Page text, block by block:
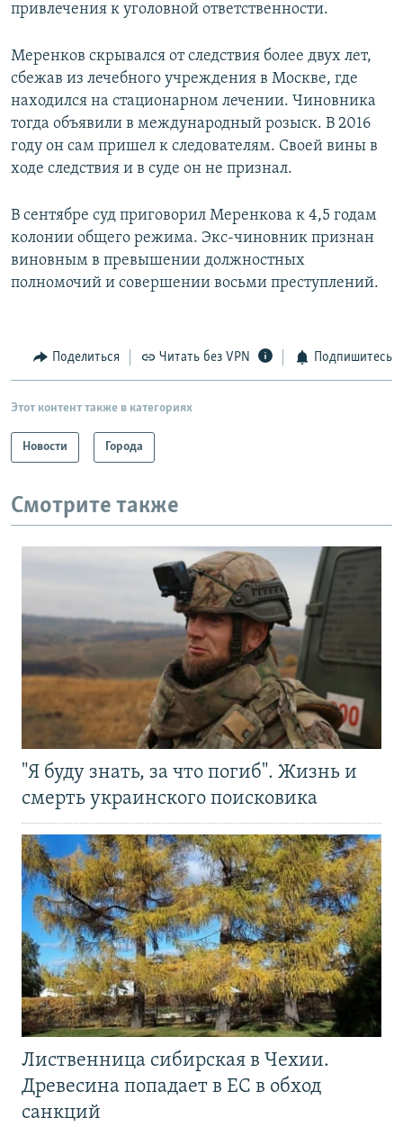
привлечения к уголовной ответственности.
Меренков скрывался от следствия более двух лет,
сбежав из лечебного учреждения в Москве, где
находился на стационарном лечении. Чиновника
тогда объявили в международный розыск. В 2016
году он сам пришел к следователям. Своей вины в
ходе следствия и в суде он не признал.
В сентябре суд приговорил Меренкова к 4,5 годам
колонии общего режима. Экс-чиновник признан
виновным в превышении должностных
полномочий и совершении восьми преступлений.
Поделиться Читать без VPN Подпишитесь
Этот контент также в категориях
Новости Города
Смотрите также
"Я буду знать, за что погиб". Жизнь и
смерть украинского поисковика
Лиственница сибирская в Чехии.
Древесина попадает в ЕС в обход
санкций